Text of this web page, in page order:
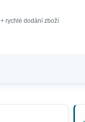
+ rychlé dodání zboží